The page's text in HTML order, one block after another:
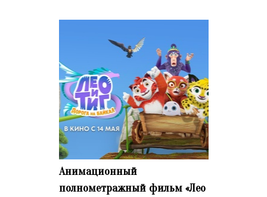
Анимационный
полнометражный фильм «Лео